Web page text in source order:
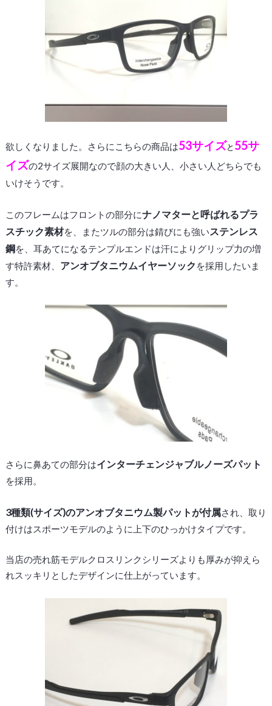
欲しくなりました。さらにこちらの商品は53サイズと 55サ
イズの2サイズ展開なので顔の大きい人、小さい人どちらでも
いけそうです。
このフレームはフロントの部分にナノマターと呼ばれるプラ
スチック素材を、またツルの部分は錆びにも強いステンレス
鋼を、耳あてになるテンプルエンドは汗によりグリップ力の増
す特許素材、 アンオブタニウムイヤーソック を採用したいま
す。
さらに鼻あての部分はインターチェンジャブルノーズパット
を採用。
3種類(サイズ)のアンオブタニウム製パットが付属され、取り
付けはスポーツモデルのように上下のひっかけタイプです。
当店の売れ筋モデルクロスリンクシリーズよりも厚みが抑えら
れスッキリとしたデザインに仕上がっています。